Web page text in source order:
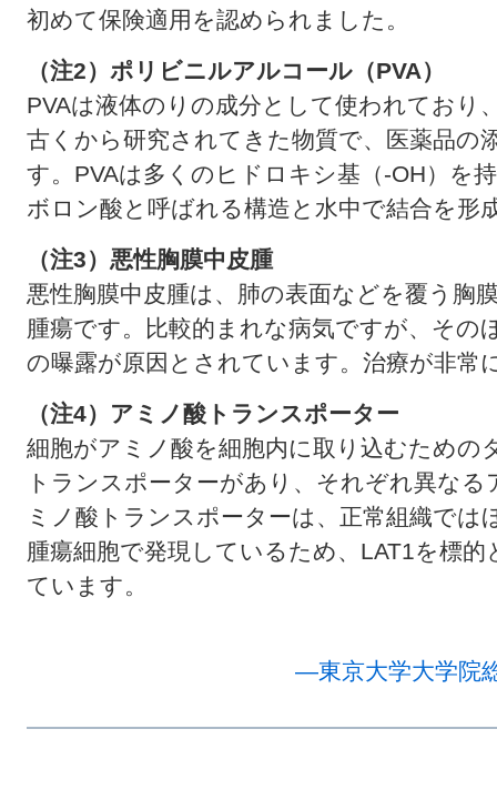
初めて保険適用を認められました。
（注2）ポリビニルアルコール（PVA）
PVAは液体のりの成分として使われており
古くから研究されてきた物質で、医薬品の
す。PVAは多くのヒドロキシ基（-OH）を
ボロン酸と呼ばれる構造と水中で結合を形
（注3）悪性胸膜中皮腫
悪性胸膜中皮腫は、肺の表面などを覆う胸
腫瘍です。比較的まれな病気ですが、その
の曝露が原因とされています。治療が非常
（注4）アミノ酸トランスポーター
細胞がアミノ酸を細胞内に取り込むための
トランスポーターがあり、それぞれ異な
ミノ酸トランスポーターは、正常組織で
腫瘍細胞で発現しているため、LAT1を標
ています。
―東京大学大学院